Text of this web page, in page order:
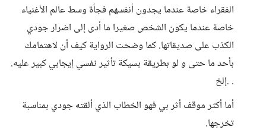
الفقراء خاصة عندما يجدون أنفسهم فجأة وسط عالم الأغنياء
خاصة عندما يكون الشخص صغيرا ما أدى إلى اضرار جودي
الكذب على صديقاتها. كما وضحت الرواية كيف أن لاهتمامك
بأحد ما حتى و لو بطريقة بسيكة تأثير نفسي إيجابي كبير عليه.
. .إلخ
أما أكثر موقف أثر بي فهو الخطاب الذي ألقته جودي بمناسبة
تخرجها.